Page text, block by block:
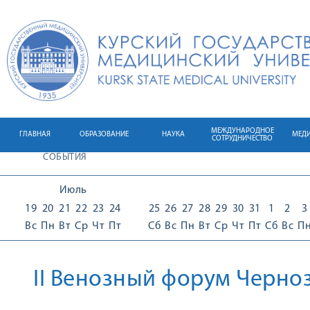
ГЛАВНАЯ ОБРАЗОВАНИЕ НАУКА
МЕЖДУНАРОДНОЕ
СОТРУДНИЧЕСТВО
СОБЫТИЯ
Июль
19
Вс
20
Пн
21
Вт
22
Ср
23
Чт
24
Пт
25
Сб
26
Вс
27
Пн
28
Вт
29
Ср
30
Чт
31
Пт
1
Сб
2
Вс
3
II Венозный форум